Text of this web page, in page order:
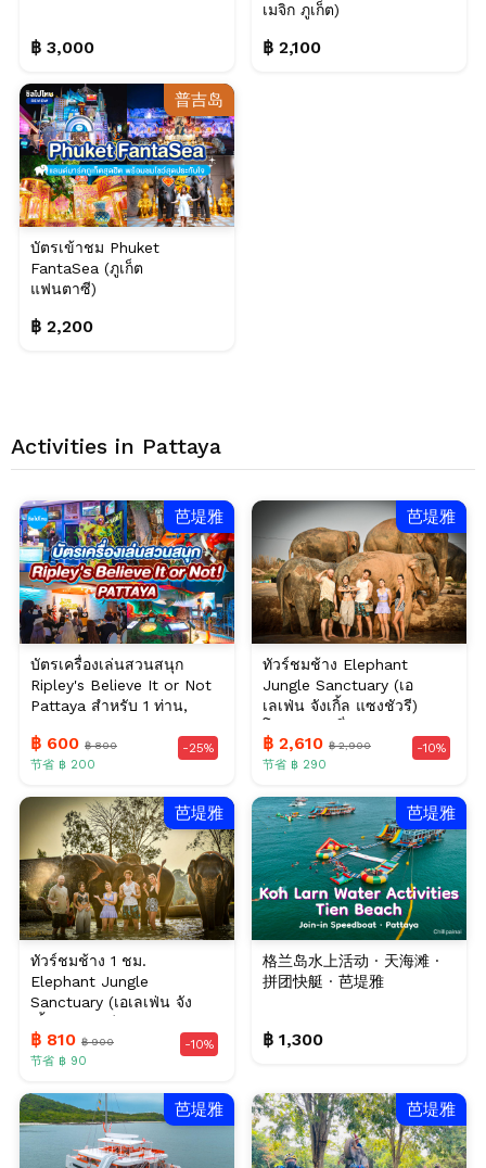
฿ 3,000
เมจิก ภูเก็ต)
฿ 2,100
普吉岛
บัตรเข้าชม Phuket
FantaSea (ภูเก็ต
แฟนตาซี)
฿ 2,200
Activities in Pattaya
芭堤雅
บัตรเครื่องเล่นสวนสนุก
Ripley's Believe It or Not
Pattaya สำหรับ 1 ท่าน,
฿ 600 ฿ 800
节省 ฿ 200
-25%
芭堤雅
ทัวร์ชมช้าง Elephant
Jungle Sanctuary (เอ
เลเฟ่น จังเกิ้ล แซงชัวรี)
฿ 2,610 ฿ 2,900
节省 ฿ 290
-10%
芭堤雅
ทัวร์ชมช้าง 1 ชม.
Elephant Jungle
Sanctuary (เอเลเฟ่น จัง
฿ 810 ฿ 900
节省 ฿ 90
-10%
芭堤雅
格兰岛水上活动 · 天海滩 ·
拼团快艇 · 芭堤雅
฿ 1,300
芭堤雅 芭堤雅